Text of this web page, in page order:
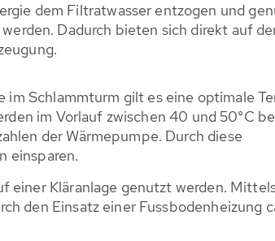
dem Filtratwasser entzogen und
Dadurch bieten sich direkt auf
im Schlammturm gilt es eine optimale
im Vorlauf zwischen 40 und 50°C
der Wärmepumpe. Durch diese
einsparen.
einer Kläranlage genutzt werden.
den Einsatz einer Fussbodenheizung